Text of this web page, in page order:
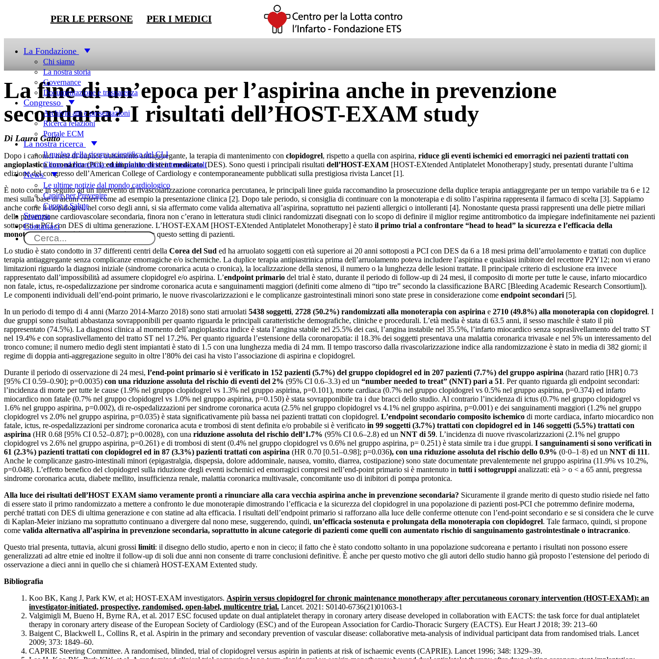
PER LE PERSONE PER I MEDICI
La Fondazione
Chi siamo
La nostra storia
Governance
Documentazione e trasparenza
Congresso
Archivio atti e presentazioni
Ricerca relazioni
Portale ECM
La nostra ricerca
Il nucleo della ricerca scientifica del CLI
Clima ed Interclima: studi multicentrici internazionali
News
Le ultime notizie dal mondo cardiologico
Capire per Prevenire
Cuore e Salute
Stampa
Contattaci
Top News
La fine di un’epoca per l’aspirina anche in prevenzione
secondaria? I risultati dell’HOST-EXAM study
Di Laura Gatto
Dopo i canonici mesi di duplice trattamento antiaggregante, la terapia di mantenimento con clopidogrel, rispetto a quella con aspirina, riduce gli eventi ischemici ed emorragici nei pazienti trattati con
angioplastica coronarica(PCI)ed impianto di stent medicato(DES). Sono questi i principali risultati dell’HOST-EXAM [HOST-EXtended Antiplatelet Monotherapy] study, presentati durante l’ultima
edizione del congresso dell’American College of Cardiology e contemporaneamente pubblicati sulla prestigiosa rivista Lancet [1].
È noto come in seguito ad un intervento di rivascolarizzazione coronarica percutanea, le principali linee guida raccomandino la prosecuzione della duplice terapia antiaggregante per un tempo variabile tra 6 e 12
mesi sulla base di alcuni criteri come ad esempio la presentazione clinica [2]. Dopo tale periodo, si consiglia di continuare con la monoterapia e di solito l’aspirina rappresenta il farmaco di scelta [3]. Sappiamo
anche come il clopidogrel, nel corso degli anni, si sia affermato come valida alternativa all’aspirina, soprattutto nei pazienti allergici o intolleranti [4]. Nonostante questa prassi rappresenti una delle pietre miliari
della prevenzione cardiovascolare secondaria, finora non c’erano in letteratura studi clinici randomizzati disegnati con lo scopo di definire il miglior regime antitrombotico da impiegare indefinitamente nei pazienti
sottoposti a PCI con DES di ultima generazione. L’HOST-EXAM [HOST-EXtended Antiplatelet Monotherapy] è stato il primo trial a confrontare “head to head” la sicurezza e l’efficacia della
monoterapia con aspirina o con clopidogrelin questo setting di pazienti.
Lo studio è stato condotto in 37 differenti centri della Corea del Sud ed ha arruolato soggetti con età superiore ai 20 anni sottoposti a PCI con DES da 6 a 18 mesi prima dell’arruolamento e trattati con duplice
terapia antiaggregante senza complicanze emorragiche e/o ischemiche. La duplice terapia antipiastrinica prima dell’arruolamento poteva includere l’aspirina e qualsiasi inibitore del recettore P2Y12; non vi erano
limitazioni riguardo la diagnosi iniziale (sindrome coronarica acuta o cronica), la localizzazione della stenosi, il numero o la lunghezza delle lesioni trattate. Il principale criterio di esclusione era invece
rappresentato dall’impossibilità ad assumere clopidogrel e/o aspirina. L’endpoint primario del trial è stato, durante il periodo di follow-up di 24 mesi, il composito di morte per tutte le cause, infarto miocardico
non fatale, ictus, re-ospedalizzazione per sindrome coronarica acuta e sanguinamenti maggiori (definiti come almeno di “tipo tre” secondo la classificazione BARC [Bleeding Academic Research Consortium]).
Le componenti individuali dell’end-point primario, le nuove rivascolarizzazioni e le complicanze gastrointestinali minori sono state prese in considerazione come endpoint secondari [5].
In un periodo di tempo di 4 anni (Marzo 2014-Marzo 2018) sono stati arruolati 5438 soggetti, 2728 (50.2%) randomizzati alla monoterapia con aspirina e 2710 (49.8%) alla monoterapia con clopidogrel. I
due gruppi sono risultati abbastanza sovrapponibili per quanto riguarda le principali caratteristiche demografiche, cliniche e procedurali. L’età media è stata di 63.5 anni, il sesso maschile è stato il più
rappresentato (74.5%). La diagnosi clinica al momento dell’angioplastica indice è stata l’angina stabile nel 25.5% dei casi, l’angina instabile nel 35.5%, l’infarto miocardico senza sopraslivellamento del tratto ST
nel 19.4% e con sopraslivellamento del tratto ST nel 17.2%. Per quanto riguarda l’estensione della coronaropatia: il 18.3% dei soggetti presentava una malattia coronarica trivasale e nel 5% un interessamento del
tronco comune; il numero medio degli stent impiantati è stato di 1.5 con una lunghezza media di 24 mm. Il tempo trascorso dalla rivascolarizzazione indice alla randomizzazione è stato in media di 382 giorni; il
regime di doppia anti-aggregazione seguito in oltre l’80% dei casi ha visto l’associazione di aspirina e clopidogrel.
Durante il periodo di osservazione di 24 mesi, l’end-point primario si è verificato in 152 pazienti (5.7%) del gruppo clopidogrel ed in 207 pazienti (7.7%) del gruppo aspirina (hazard ratio [HR] 0.73
[95% CI 0.59–0.90]; p=0.0035) con una riduzione assoluta del rischio di eventi del 2% (95% CI 0.6–3.3) ed un “number needed to treat” (NNT) pari a 51. Per quanto riguarda gli endpoint secondari:
l’incidenza di morte per tutte le cause (1.9% nel gruppo clopidogrel vs 1.3% nel gruppo aspirina, p=0.101), morte cardiaca (0.7% nel gruppo clopidogrel vs 0.5% nel gruppo aspirina, p=0.374) ed infarto
miocardico non fatale (0.7% nel gruppo clopidogrel vs 1.0% nel gruppo aspirina, p=0.150) è stata sovrapponibile tra i due bracci dello studio. Al contrario l’incidenza di ictus (0.7% nel gruppo clopidogrel vs
1.6% nel gruppo aspirina, p=0.002), di re-ospedalizzazioni per sindrome coronarica acuta (2.5% nel gruppo clopidogrel vs 4.1% nel gruppo aspirina, p=0.001) e dei sanguinamenti maggiori (1.2% nel gruppo
clopidogrel vs 2.0% nel gruppo aspirina, p=0.035) è stata significativamente più bassa nei pazienti trattati con clopidogrel. L’endpoint secondario composito ischemico di morte cardiaca, infarto miocardico non
fatale, ictus, re-ospedalizzazioni per sindrome coronarica acuta e trombosi di stent definita e/o probabile si è verificato in 99 soggetti (3.7%) trattati con clopidogrel ed in 146 soggetti (5.5%) trattati con
aspirina (HR 0.68 [95% CI 0.52–0.87]; p=0.0028), con una riduzione assoluta del rischio dell’1.7% (95% CI 0.6–2.8) ed un NNT di 59. L’incidenza di nuove rivascolarizzazioni (2.1% nel gruppo
clopidogrel vs 2.6% nel gruppo aspirina, p=0.261) e di trombosi di stent (0.4% nel gruppo clopidogrel vs 0.6% nel gruppo aspirina, p= 0.251) è stata simile tra i due gruppi. I sanguinamenti si sono verificati in
61 (2.3%) pazienti trattati con clopidogrel ed in 87 (3.3%) pazienti trattati con aspirina (HR 0.70 [0.51–0.98]; p=0.036), con una riduzione assoluta del rischio dello 0.9% (0·0–1·8) ed un NNT di 111.
Anche le complicanze gastro-intestinali minori (epigastralgia, dispepsia, dolore addominale, nausea, vomito, diarrea, costipazione) sono state documentate prevalentemente nel gruppo aspirina (11.9% vs 10.2%,
p=0.048). L’effetto benefico del clopidogrel sulla riduzione degli eventi ischemici ed emorragici compresi nell’end-point primario si è mantenuto in tutti i sottogruppi analizzati: età > o < a 65 anni, pregressa
sindrome coronarica acuta, diabete mellito, insufficienza renale, malattia coronarica multivasale, concomitante uso di inibitori di pompa protonica.
Alla luce dei risultati dell’HOST EXAM siamo veramente pronti a rinunciare alla cara vecchia aspirina anche in prevenzione secondaria? Sicuramente il grande merito di questo studio risiede nel fatto
di essere stato il primo randomizzato a mettere a confronto le due monoterapie dimostrando l’efficacia e la sicurezza del clopidogrel in una popolazione di pazienti post-PCI che potremmo definire moderna,
perché trattati con DES di ultima generazione e con statine ad alta efficacia. I risultati dell’endpoint primario si rafforzano alla luce delle conferme ottenute con l’end-point secondario e se si considera che le curve
di Kaplan-Meier iniziano ma soprattutto continuano a divergere dal nono mese, suggerendo, quindi, un’efficacia sostenuta e prolungata della monoterapia con clopidogrel. Tale farmaco, quindi, si propone
come valida alternativa all’aspirina in prevenzione secondaria, soprattutto in alcune categorie di pazienti come quelli con aumentato rischio di sanguinamento gastrointestinale o intracranico.
Questo trial presenta, tuttavia, alcuni grossi limiti: il disegno dello studio, aperto e non in cieco; il fatto che è stato condotto soltanto in una popolazione sudcoreana e pertanto i risultati non possono essere
generalizzati ad altre etnie ed inoltre il follow-up di soli due anni non consente di trarre conclusioni definitive. È anche per questo motivo che gli autori dello studio hanno già proposto l’estensione del periodo di
osservazione a dieci anni in quello che si chiamerà HOST-EXAM Extented study.
Bibliografia
Koo BK, Kang J, Park KW, et al; HOST-EXAM investigators. Aspirin versus clopidogrel for chronic maintenance monotherapy after percutaneous coronary intervention (HOST-EXAM): an
investigator-initiated, prospective, randomised, open-label, multicentre trial. Lancet. 2021: S0140-6736(21)01063-1
Valgimigli M, Bueno H, Byrne RA, et al. 2017 ESC focused update on dual antiplatelet therapy in coronary artery disease developed in collaboration with EACTS: the task force for dual antiplatelet
therapy in coronary artery disease of the European Society of Cardiology (ESC) and of the European Association for Cardio-Thoracic Surgery (EACTS). Eur Heart J 2018; 39: 213–60
Baigent C, Blackwell L, Collins R, et al. Aspirin in the primary and secondary prevention of vascular disease: collaborative meta-analysis of individual participant data from randomised trials. Lancet
2009; 373: 1849–60.
CAPRIE Steering Committee. A randomised, blinded, trial of clopidogrel versus aspirin in patients at risk of ischaemic events (CAPRIE). Lancet 1996; 348: 1329–39.